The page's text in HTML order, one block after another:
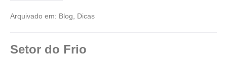
Arquivado em: Blog Dicas
Setor do Frio